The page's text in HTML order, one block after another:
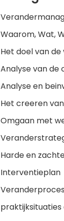
Waarom, Wat,
Het doel van
Analyse van de
Analyse en
Het creeren
Omgaan met
Harde en
Interventieplan